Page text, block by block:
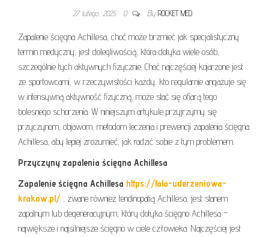
27 lutego, 2025 0 By ROCKET MED
Zapalenie ścięgna Achillesa, choć może brzmieć jak specjalistyczny
termin medyczny, jest dolegliwością, która dotyka wiele osób,
szczególnie tych aktywnych fizycznie. Choć najczęściej kojarzone jest
ze sportowcami, w rzeczywistości każdy, kto regularnie angażuje się
w intensywną aktywność fizyczną, może stać się ofiarą tego
bolesnego schorzenia. W niniejszym artykule przyjrzymy się
przyczynom, objawom, metodom leczenia i prewencji zapalenia ścięgna
Achillesa, aby lepiej zrozumieć, jak radzić sobie z tym problemem.
Przyczyny zapalenia ścięgna Achillesa
Zapalenie ścięgna Achillesa https://fala-uderzeniowa-
krakow.pl/ , zwane również tendinopatią Achillesa, jest stanem
zapalnym lub degeneracyjnym, który dotyka ścięgno Achillesa –
największe i najsilniejsze ścięgno w ciele człowieka. Najczęściej jest